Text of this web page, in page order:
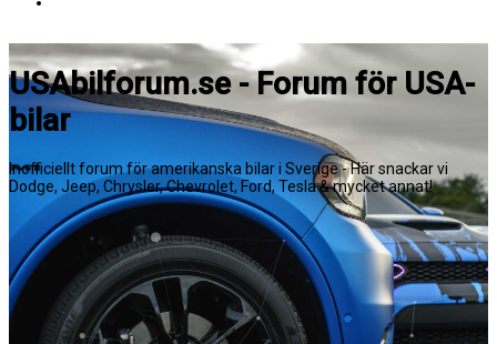
USAbilforum.se - Forum för USA-
bilar
Inofficiellt forum för amerikanska bilar i Sverige - Här snackar vi
Dodge, Jeep, Chrysler, Chevrolet, Ford, Tesla & mycket annat!